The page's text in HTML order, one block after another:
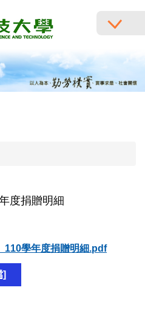
度捐贈明細
110學年度捐贈明細.pdf
]